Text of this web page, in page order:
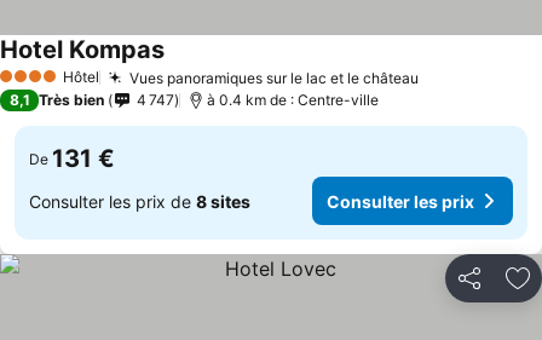
4 Étoiles Hôtel Vues panoramiques sur le lac et le château
Hotel Kompas
8,1 Très bien 4 747 à 0.4 km de : Centre-ville
De 131 €
Consulter les prix de 8 sites Consulter les prix
Partager